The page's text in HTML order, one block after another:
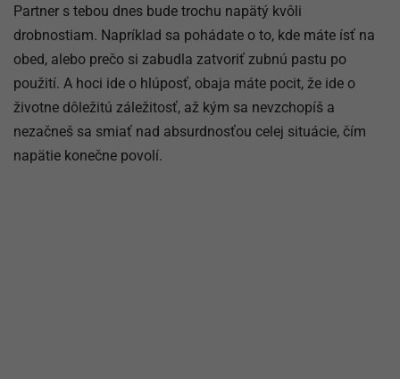
Partner s tebou dnes bude trochu napätý kvôli
drobnostiam. Napríklad sa pohádate o to, kde máte ísť na
obed, alebo prečo si zabudla zatvoriť zubnú pastu po
použití. A hoci ide o hlúposť, obaja máte pocit, že ide o
životne dôležitú záležitosť, až kým sa nevzchopíš a
nezačneš sa smiať nad absurdnosťou celej situácie, čím
napätie konečne povolí.